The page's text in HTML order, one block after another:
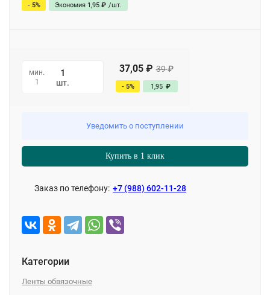
- 5% Экономия 1,95 ₽ /шт.
мин.
1
шт.
37,05 ₽ 39 ₽
- 5% 1,95 ₽
Уведомить о поступлении
Купить в 1 клик
Заказ по телефону: +7 (988) 602-11-28
Категории
Ленты обвязочные